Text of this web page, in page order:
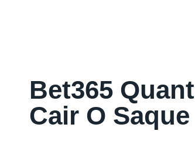
Bet365
Cair O Saque